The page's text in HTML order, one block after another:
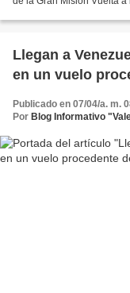
Llegan a
en un vuelo
Publicado en 07/04/a. m.
Por Blog Informativo